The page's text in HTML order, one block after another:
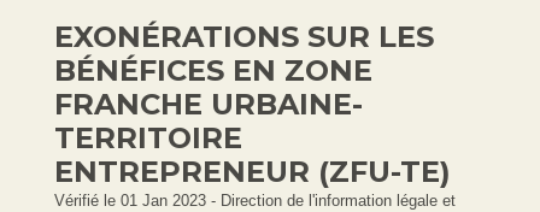
EXONÉRATIONS SUR LES
BÉNÉFICES EN ZONE
FRANCHE URBAINE-
TERRITOIRE
ENTREPRENEUR (ZFU-TE)
Vérifié le 01 Jan 2023 - Direction de l'information légale et